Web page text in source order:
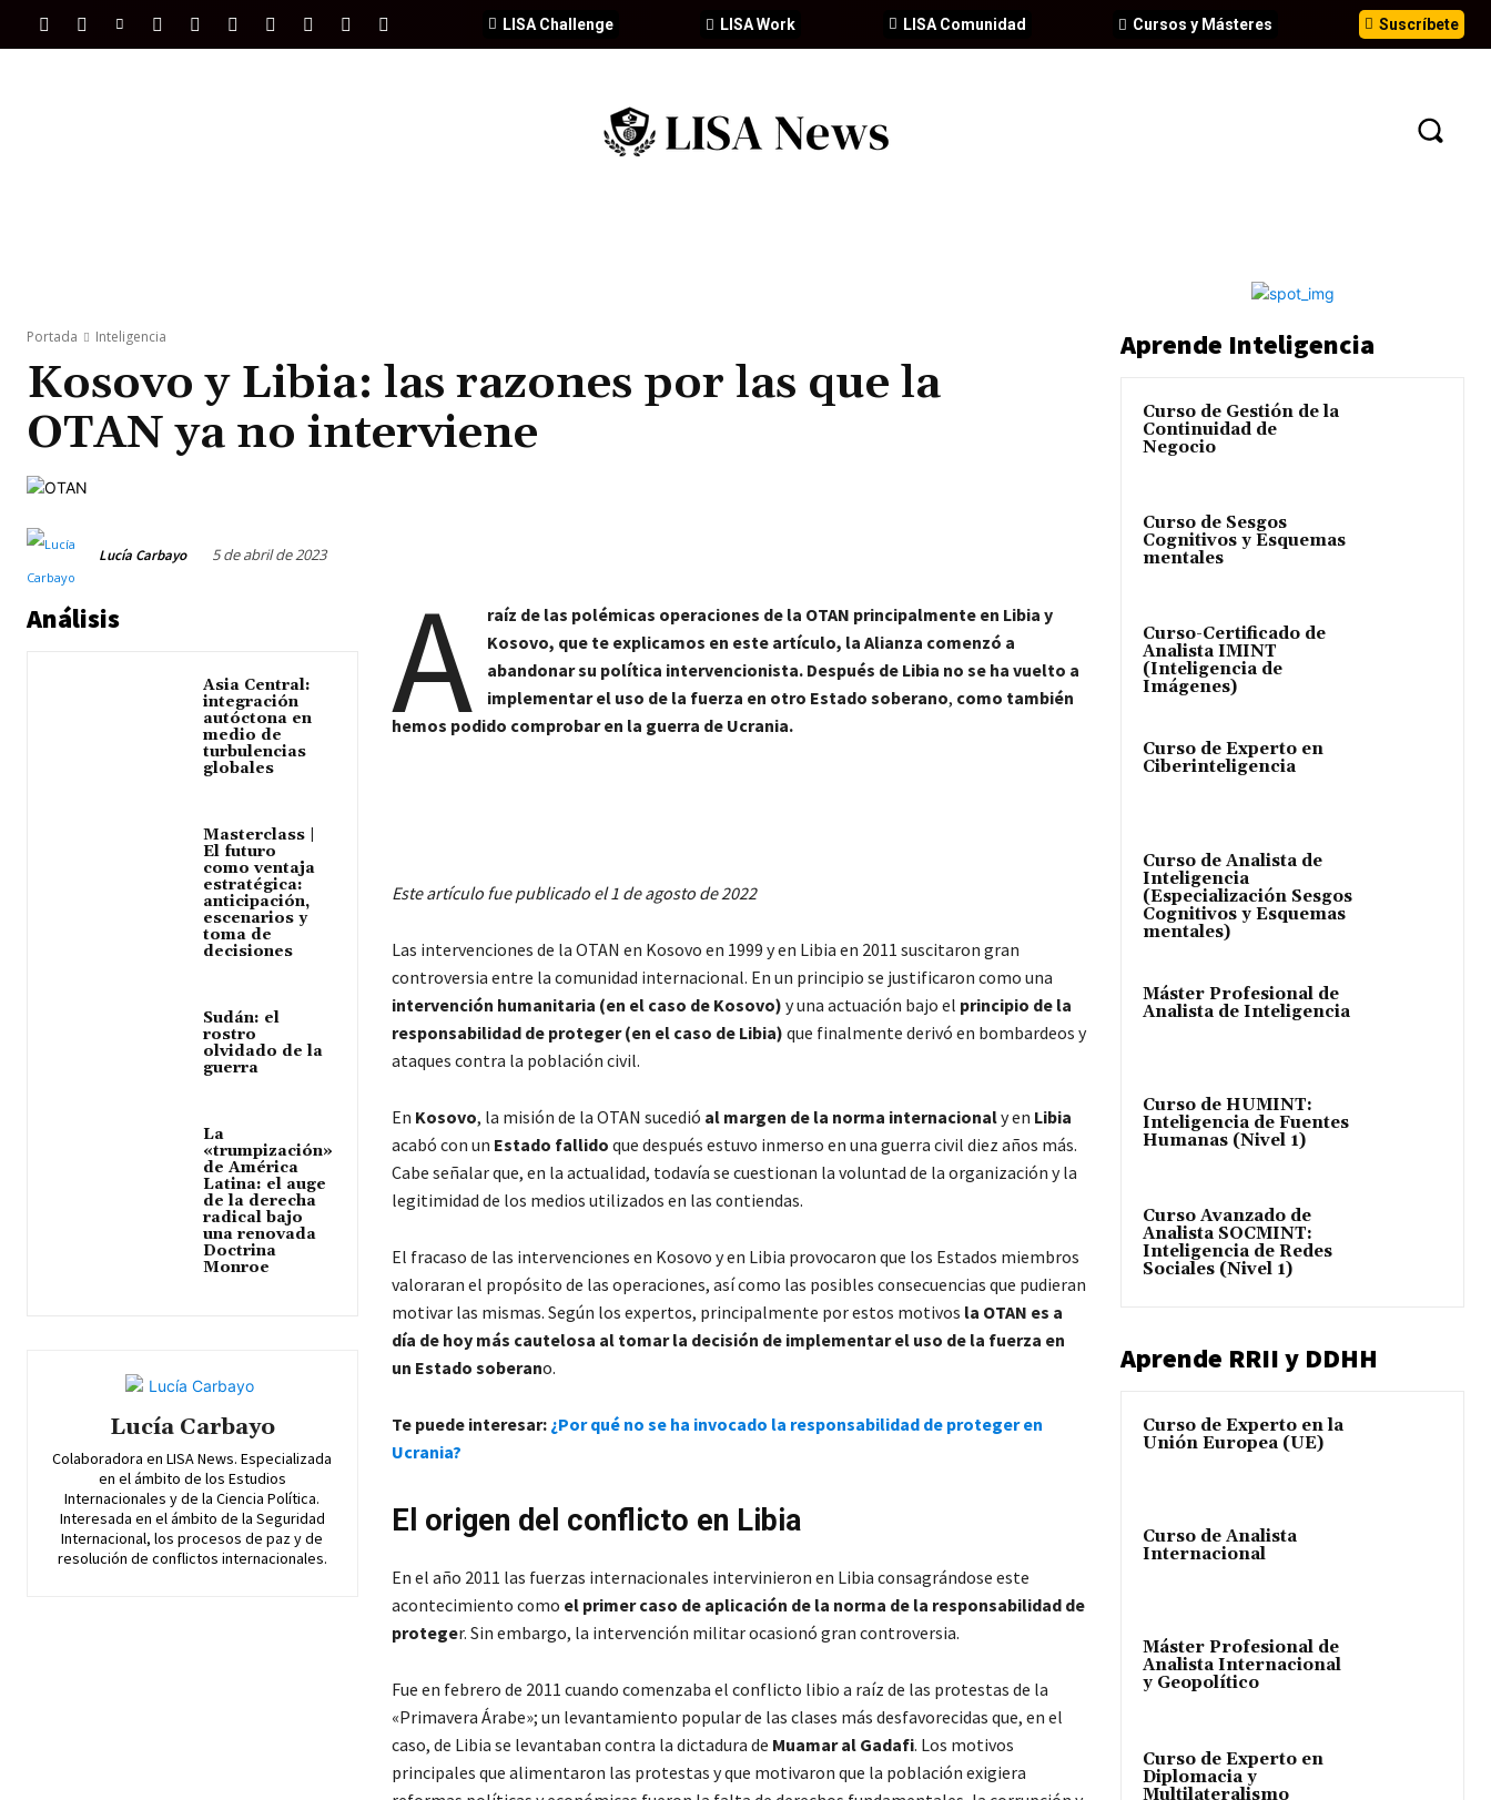
Suscríbete
Cursos y Másteres
LISA Comunidad
LISA Work
LISA Challenge
Portada Inteligencia
Kosovo y Libia: las razones por las que la
OTAN ya no interviene
Lucía Carbayo 5 de abril de 2023
Análisis
Asia Central:
integración
autóctona en
medio de
turbulencias
globales
Masterclass |
El futuro
como ventaja
estratégica:
anticipación,
escenarios y
toma de
decisiones
Sudán: el
rostro
olvidado de la
guerra
La
«trumpización»
de América
Latina: el auge
de la derecha
radical bajo
una renovada
Doctrina
Monroe
Lucía Carbayo
Colaboradora en LISA News. Especializada
en el ámbito de los Estudios
Internacionales y de la Ciencia Política.
Interesada en el ámbito de la Seguridad
Internacional, los procesos de paz y de
resolución de conflictos internacionales.
A
raíz de las polémicas operaciones de la OTAN principalmente en Libia y
Kosovo, que te explicamos en este artículo, la Alianza comenzó a
abandonar su política intervencionista. Después de Libia no se ha vuelto a
implementar el uso de la fuerza en otro Estado soberano, como también
hemos podido comprobar en la guerra de Ucrania.
Este artículo fue publicado el 1 de agosto de 2022
Las intervenciones de la OTAN en Kosovo en 1999 y en Libia en 2011 suscitaron gran
controversia entre la comunidad internacional. En un principio se justificaron como una
intervención humanitaria (en el caso de Kosovo) y una actuación bajo el principio de la
responsabilidad de proteger (en el caso de Libia) que finalmente derivó en bombardeos y
ataques contra la población civil.
En Kosovo, la misión de la OTAN sucedió al margen de la norma internacionaly en Libia
acabó con un Estado fallido que después estuvo inmerso en una guerra civil diez años más.
Cabe señalar que, en la actualidad, todavía se cuestionan la voluntad de la organización y la
legitimidad de los medios utilizados en las contiendas.
El fracaso de las intervenciones en Kosovo y en Libia provocaron que los Estados miembros
valoraran el propósito de las operaciones, así como las posibles consecuencias que pudieran
motivar las mismas. Según los expertos, principalmente por estos motivos la OTAN es a
día de hoy más cautelosa al tomar la decisión de implementar el uso de la fuerza en
un Estado soberano.
Te puede interesar: ¿Por qué no se ha invocado la responsabilidad de proteger en
Ucrania?
El origen del conflicto en Libia
En el año 2011 las fuerzas internacionales intervinieron en Libia consagrándose este
acontecimiento como el primer caso de aplicación de la norma de la responsabilidad de
proteger. Sin embargo, la intervención militar ocasionó gran controversia.
Fue en febrero de 2011 cuando comenzaba el conflicto libio a raíz de las protestas de la
«Primavera Árabe»; un levantamiento popular de las clases más desfavorecidas que, en el
caso, de Libia se levantaban contra la dictadura de Muamar al Gadafi. Los motivos
principales que alimentaron las protestas y que motivaron que la población exigiera
Aprende Inteligencia
Curso de Gestión de la
Continuidad de
Negocio
Curso de Sesgos
Cognitivos y Esquemas
mentales
Curso-Certificado de
Analista IMINT
(Inteligencia de
Imágenes)
Curso de Experto en
Ciberinteligencia
Curso de Analista de
Inteligencia
(Especialización Sesgos
Cognitivos y Esquemas
mentales)
Máster Profesional de
Analista de Inteligencia
Curso de HUMINT:
Inteligencia de Fuentes
Humanas (Nivel 1)
Curso Avanzado de
Analista SOCMINT:
Inteligencia de Redes
Sociales (Nivel 1)
Aprende RRII y DDHH
Curso de Experto en la
Unión Europea (UE)
Curso de Analista
Internacional
Máster Profesional de
Analista Internacional
y Geopolítico
Curso de Experto en
Diplomacia y
Multilateralismo